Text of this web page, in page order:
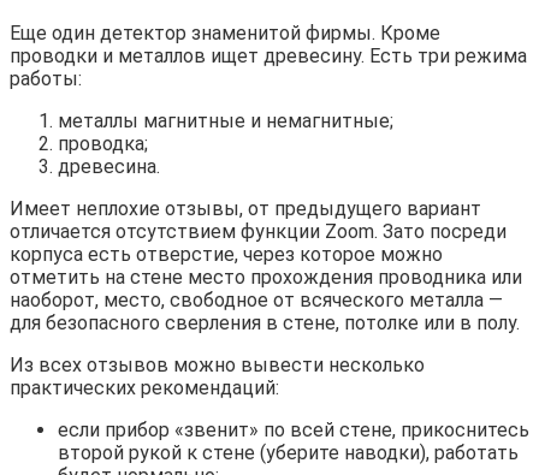
Еще один детектор знаменитой фирмы. Кроме
проводки и металлов ищет древесину. Есть три режима
работы:
металлы магнитные и немагнитные;
проводка;
древесина.
Имеет неплохие отзывы, от предыдущего вариант
отличается отсутствием функции Zoom. Зато посреди
корпуса есть отверстие, через которое можно
отметить на стене место прохождения проводника или
наоборот, место, свободное от всяческого металла —
для безопасного сверления в стене, потолке или в полу.
Из всех отзывов можно вывести несколько
практических рекомендаций:
если прибор «звенит» по всей стене, прикоснитесь
второй рукой к стене (уберите наводки), работать